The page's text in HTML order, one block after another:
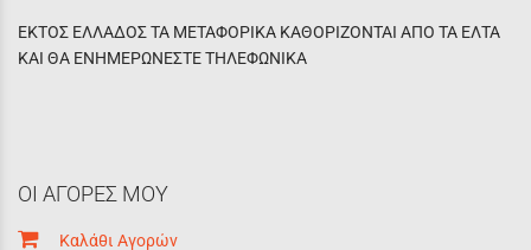
ΕΚΤΟΣ ΕΛΛΑΔΟΣ ΤΑ ΜΕΤΑΦΟΡΙΚΑ ΚΑΘΟΡΙΖΟΝΤΑΙ ΑΠΟ ΤΑ ΕΛΤΑ
ΚΑΙ ΘΑ ΕΝΗΜΕΡΩΝΕΣΤΕ ΤΗΛΕΦΩΝΙΚΑ
ΟΙ ΑΓΟΡΕΣ ΜΟΥ
Καλάθι Αγορών